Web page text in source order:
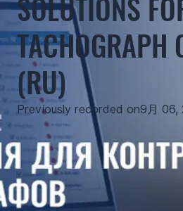
TACHOGRAPH
(RU)
Previously recorded on9月 06,